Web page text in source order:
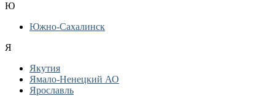
Ю
Южно-Сахалинск
Я
Якутия
Ямало-Ненецкий АО
Ярославль